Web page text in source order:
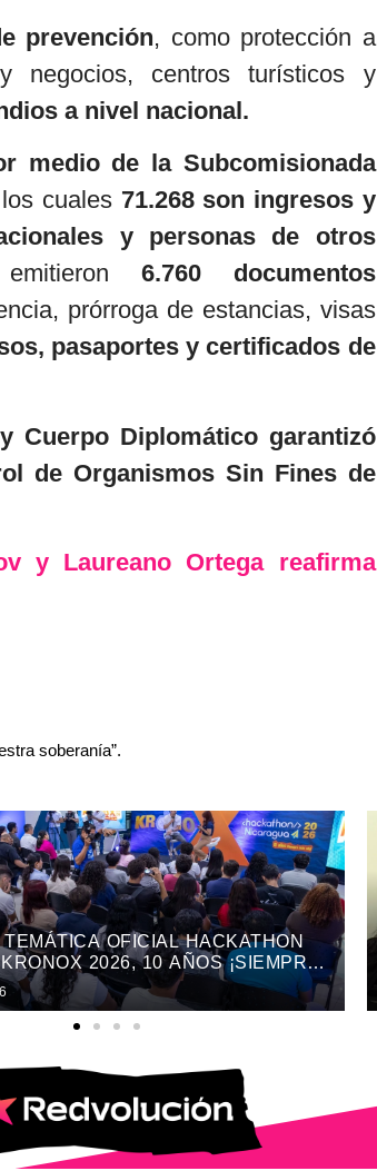
prevención, como protección a
negocios, centros turísticos y
a nivel nacional.
medio de la Subcomisionada
cuales71.268 son ingresos y
y personas de otros
6.760 documentos
prórroga de estancias, visas
pasaportes y certificados de
Cuerpo Diplomático garantizó
de Organismos Sin Fines de
y Laureano Ortega reafirma
soberanía”.
DE APRENDIZAJE SOBRE
E INTELIGENCIA ARTIFICIAL
de 2026